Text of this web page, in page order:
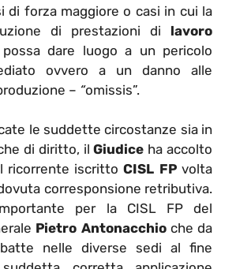
di forza maggiore o casi in cui la
di prestazioni di lavoro
possa dare luogo a un pericolo
ovvero a un danno alle
– “omissis”.
le suddette circostanze sia in
di diritto, ilGiudice ha accolto
ricorrente iscrittoCISL FPvolta
corresponsione retributiva.
per la CISL FP del
Pietro Antonacchioche da
nelle diverse sedi al fine